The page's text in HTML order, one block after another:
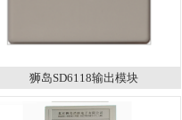
狮岛SD6118输出模块